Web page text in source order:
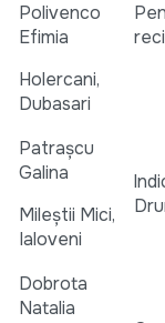
Polivenco
Efimia
Holercani,
Dubasari
Patrașcu
Galina
Mileștii Mici,
Ialoveni
Dobrota
Natalia